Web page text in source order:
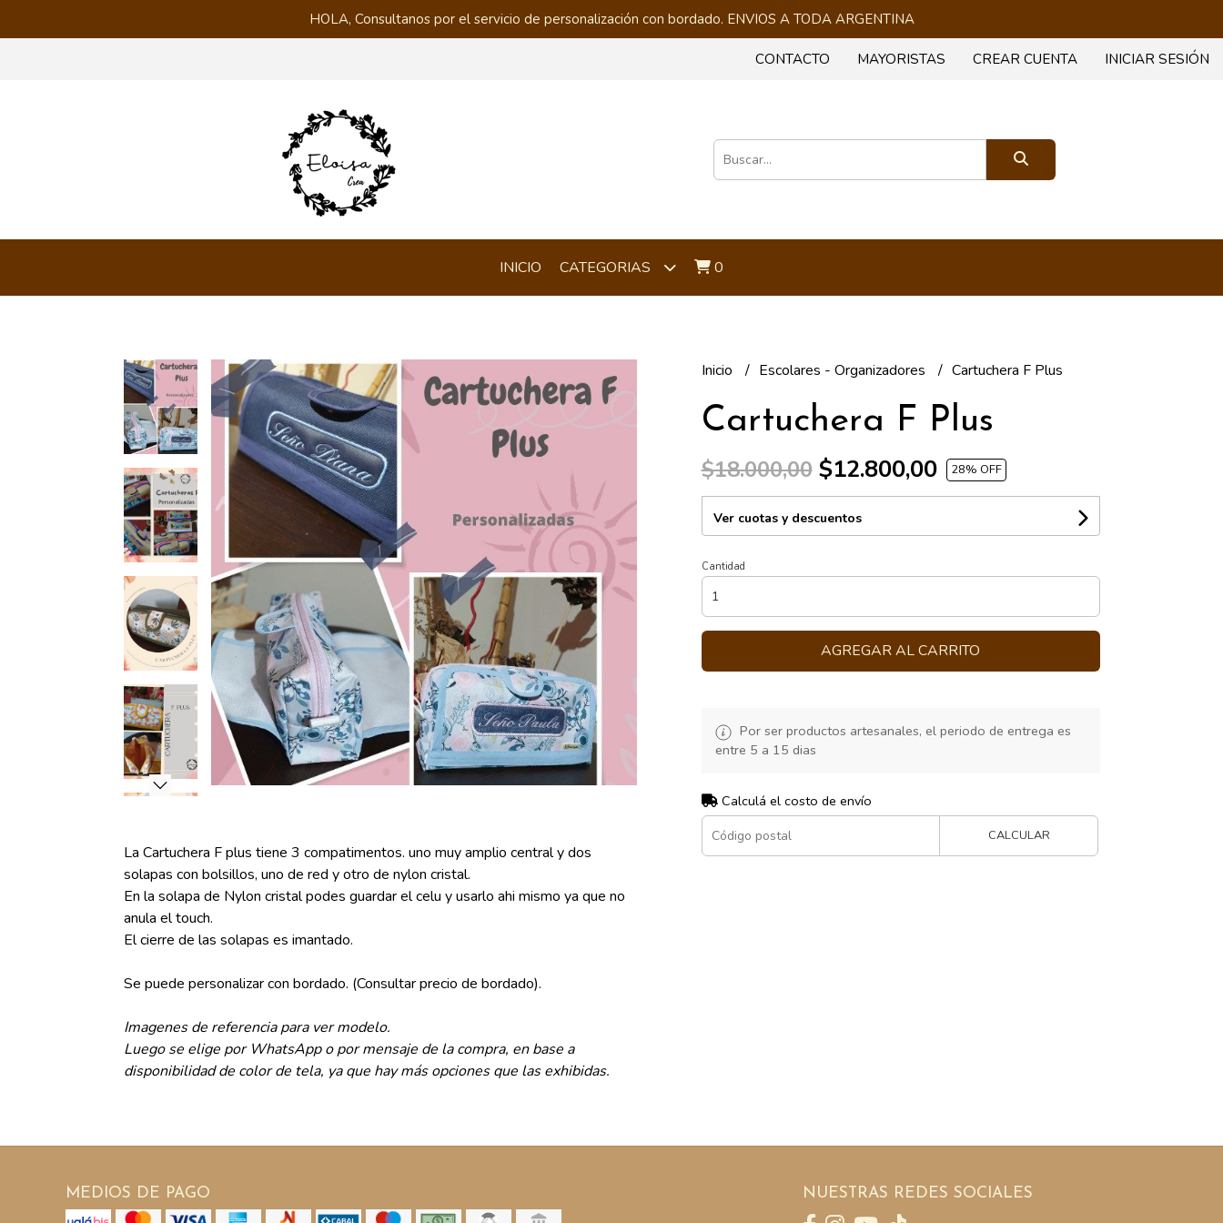
HOLA, Consultanos por el servicio de personalización con bordado. ENVIOS A TODA ARGENTINA
CONTACTO MAYORISTAS CREAR CUENTA INICIAR SESIÓN
INICIO CATEGORIAS 0
La Cartuchera F plus tiene 3 compatimentos. uno muy amplio central y dos
solapas con bolsillos, uno de red y otro de nylon cristal.
En la solapa de Nylon cristal podes guardar el celu y usarlo ahi mismo ya que no
anula el touch.
El cierre de las solapas es imantado.
Se puede personalizar con bordado. (Consultar precio de bordado).
Imagenes de referencia para ver modelo.
Luego se elige por WhatsApp o por mensaje de la compra, en base a
disponibilidad de color de tela, ya que hay más opciones que las exhibidas.
Inicio Escolares - Organizadores Cartuchera F Plus
Cartuchera F Plus
$18.000,00$12.800,00 28% OFF
Ver cuotas y descuentos
Cantidad
AGREGAR AL CARRITO
Por ser productos artesanales, el periodo de entrega es
entre 5 a 15 dias
Calculá el costo de envío
CALCULAR
MEDIOS DE PAGO NUESTRAS REDES SOCIALES